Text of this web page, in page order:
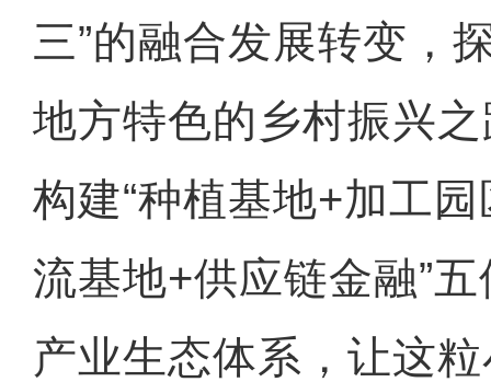
三”的融合发展转变，
地方特色的乡村振兴
构建“种植基地+加工
流基地+供应链金融”
产业生态体系，让这